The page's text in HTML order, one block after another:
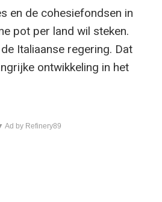
en de cohesiefondsen in
pot per land wil steken.
Italiaanse regering. Dat
ontwikkeling in het
Ad by Refinery89